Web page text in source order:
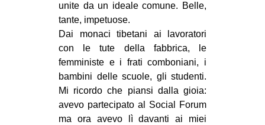
unite da un ideale comune. Belle,
tante, impetuose.
Dai monaci tibetani ai lavoratori
con le tute della fabbrica, le
femministe e i frati comboniani, i
bambini delle scuole, gli studenti.
Mi ricordo che piansi dalla gioia:
avevo partecipato al Social Forum
ma ora avevo lì davanti ai miei